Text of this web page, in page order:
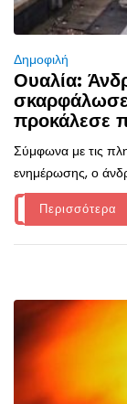
Δημοφιλή
Ουαλία:
σκαρφάλωσε
προκάλεσε
Σύμφωνα με τις
ενημέρωσης, ο
Περισσότερα